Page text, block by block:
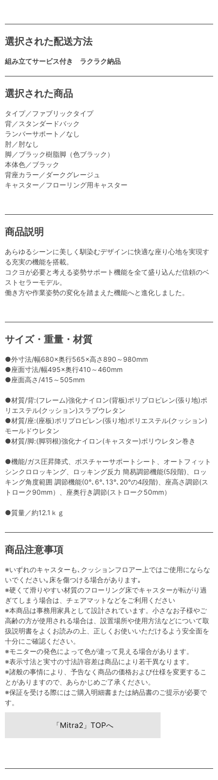
選択された配送方法
組み立てサービス付き ラクラク納品
選択された商品
タイプ／ファブリックタイプ
背／スタンダードバック
ランバーサポート／なし
肘／肘なし
脚／ブラック樹脂脚（色ブラック）
本体色／ブラック
背座カラー／ダークグレージュ
キャスター／フローリング用キャスター
商品説明
あらゆるシーンに美しく馴染むデザインに快適な座り心地を実現す
る充実の機能を搭載。
コクヨが必要と考える姿勢サポート機能を全て盛り込んだ信頼のベ
ストセラーモデル。
働き方や作業姿勢の変化を踏まえた機能へと進化しました。
サイズ・重量・材質
●外寸法/幅680×奥行565×高さ890～980mm
●座面寸法/幅495×奥行410～460mm
●座面高さ/415～505mm
●材質/背:(フレーム)強化ナイロン(背板)ポリプロピレン(張り地)ポ
リエステル(クッション)スラブウレタン
●材質/座:(座板)ポリプロピレン(張り地)ポリエステル(クッション)
モールドウレタン
●材質/脚:(脚羽根)強化ナイロン(キャスター)ポリウレタン巻き
●機能/ガス圧昇降式、ポスチャーサポートシート、オートフィット
シンクロロッキング、ロッキング反力 簡易調節機能(5段階)、ロッ
キング角度範囲 調節機能(0°､6°､13°､20°の4段階)、座高さ調節(ス
トローク90mm）、座奥行き調節(ストローク50mm）
●質量／約12.1ｋｇ
商品注意事項
※いずれのキャスターも､クッションフロアー上ではご使用にならな
いでください｡床を傷つける場合があります｡
※硬くて滑りやすい材質のフローリング床でキャスターが転がり過
ぎてしまう場合は、チェアマットなどをご利用ください
※本商品は事務用家具として設計されています。小さなお子様やご
高齢の方が使用される場合は、設置場所や使用方法などについて取
扱説明書をよくお読みの上、正しくお使いいただけるよう安全面を
十分にご確認ください。
※モニターの発色によって色が違って見える場合があります。
※表示寸法と実寸の寸法許容差は商品により若干異なります。
※諸般の事情により、予告なく商品の価格および仕様を変更するこ
とがありますので、あらかじめご了承ください。
※保証を受ける際にはご購入明細書または納品書のご提示が必要で
す。
「Mitra2」TOPへ